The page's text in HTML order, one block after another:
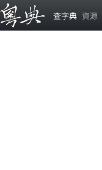
查字典 資源